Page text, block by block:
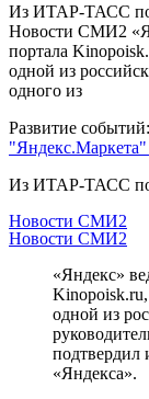
Из ИТАР-ТАСС
Новости СМИ2
портала
одной из
одного из
Развитие событий:
Из ИТАР-ТАСС
Новости СМИ2
Новости СМИ2
«Яндекс»
одной из
подтвердил
«Яндекса».